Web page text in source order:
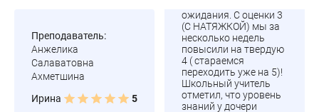
Преподаватель:
Анжелика
Салаватовна
Ахметшина
Ирина
5
ожидания. С оценки 3
(С НАТЯЖКОЙ) мы за
несколько недель
повысили на твердую
4 ( стараемся
переходить уже на 5)!
Школьный учитель
отметил, что уровень
знаний у дочери